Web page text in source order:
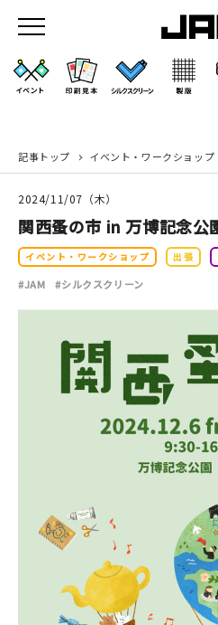
JAMのこと
お店/ワークスペース
記事トップ イベント・ワークショップ
2024/11/07（木）
関西蚤の市 in 万博記念公
イベント・ワークショップ 出張
#JAM #シルクスクリーン